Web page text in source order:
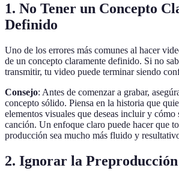
1. No Tener un Concepto
Definido
Uno de los errores más comunes al hacer
de un concepto claramente definido. Si no
transmitir, tu video puede terminar siendo
Consejo: Antes de comenzar a grabar,
concepto sólido. Piensa en la historia que
elementos visuales que deseas incluir y cómo
canción. Un enfoque claro puede hacer que
producción sea mucho más fluido y
2. Ignorar la Preproducción